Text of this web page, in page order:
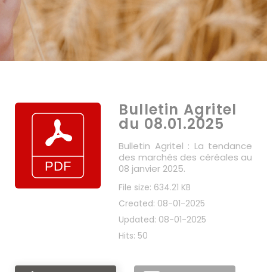
Bulletin Agritel
du 08.01.2025
Bulletin Agritel : La tendance
des marchés des céréales au
08 janvier 2025.
File size: 634.21 KB
Created: 08-01-2025
Updated: 08-01-2025
Hits: 50